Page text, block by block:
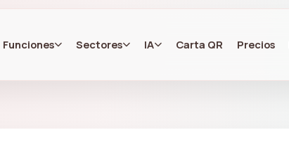
Funciones Sectores IA Carta QR Precios